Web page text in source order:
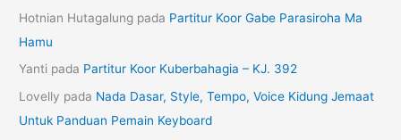
Hotnian Hutagalung pada Partitur Koor Gabe Parasiroha Ma
Hamu
Yanti pada Partitur Koor Kuberbahagia – KJ. 392
Lovelly pada Nada Dasar, Style, Tempo, Voice Kidung Jemaat
Untuk Panduan Pemain Keyboard